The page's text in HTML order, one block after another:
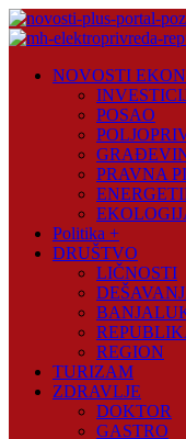
Skip
to
Plus
NOVOSTI
POSAO
PRAVNA
Politika +
DRUŠTVO
LIČNOSTI
REGION
TURIZAM
ZDRAVLJE
DOKTOR
GASTRO